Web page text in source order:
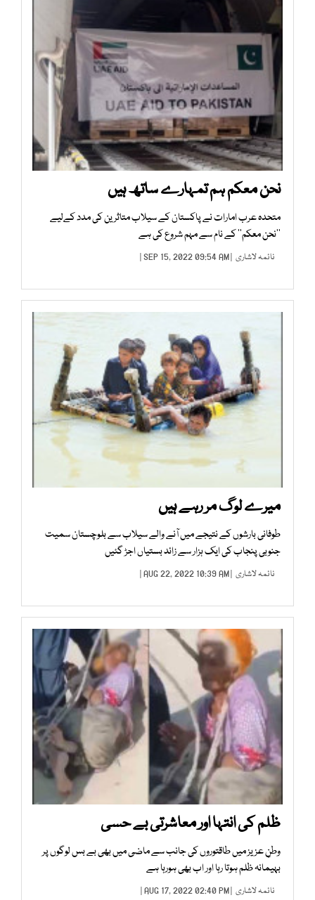
نحن معکم ہم تمہارے ساتھ ہیں
متحدہ عرب امارات نے پاکستان کے سیلاب متاثرین کی مدد کےلیے
’’نحن معکم‘‘ کے نام سے مہم شروع کی ہے
نائمہ لاشاری | SEP 15, 2022 09:54 AM |
میرے لوگ مر رہے ہیں
طوفانی بارشوں کے نتیجے میں آنے والے سیلاب سے بلوچستان سمیت
جنوبی پنجاب کی ایک ہزار سے زائد بستیاں اجڑ گئیں
نائمہ لاشاری | AUG 22, 2022 10:39 AM |
ظلم کی انتہا اور معاشرتی بے حسی
وطنِ عزیز میں طاقتوروں کی جانب سے ماضی میں بھی بے بس لوگوں پر
بہیمانہ ظلم ہوتا رہا اور اب بھی ہورہا ہے
نائمہ لاشاری | AUG 17, 2022 02:40 PM |